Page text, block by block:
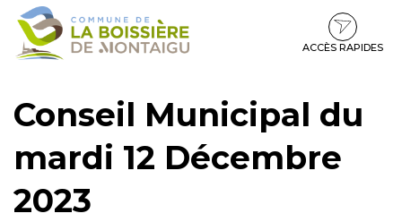
Gestion des traceurs
Aller
Aller
contenu
Aller
pied
ACCÈS RAPIDES
Conseil Municipal du
mardi 12 Décembre
2023